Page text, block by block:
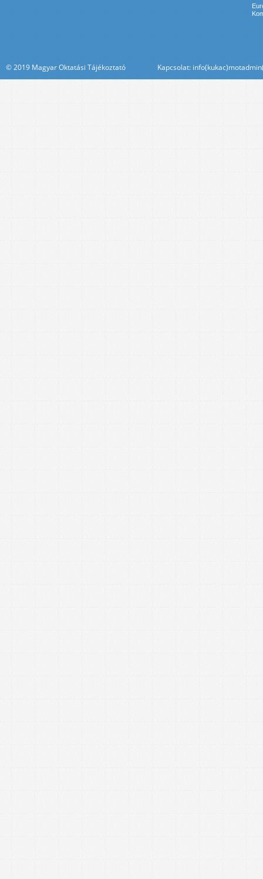
© 2019 Magyar Oktatási Tájékoztató Kapcsolat: